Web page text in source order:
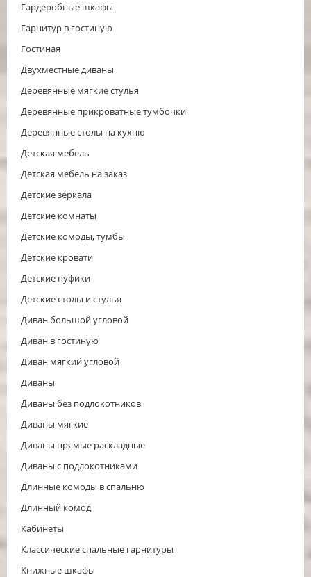
Гардеробные шкафы
Гарнитур в гостиную
Гостиная
Двухместные диваны
Деревянные мягкие стулья
Деревянные прикроватные тумбочки
Деревянные столы на кухню
Детская мебель
Детская мебель на заказ
Детские зеркала
Детские комнаты
Детские комоды, тумбы
Детские кровати
Детские пуфики
Детские столы и стулья
Диван большой угловой
Диван в гостиную
Диван мягкий угловой
Диваны
Диваны без подлокотников
Диваны мягкие
Диваны прямые раскладные
Диваны с подлокотниками
Длинные комоды в спальню
Длинный комод
Кабинеты
Классические спальные гарнитуры
Книжные шкафы